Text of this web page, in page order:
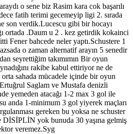
o sene biz Rasim kara cok başarılı
fatih terimi gecemeyip ligi 2. sırada
son verdik.Lucescu gibi bir hocayı
ortada .Daum u 2 . kez getirdik kokainci
Fener bahcede neler yaptı.Schustere 1
o zaman alternatif arayın 5 senedir
seyrettiğim takımımın Bir oyun
rakibe kabul ettiriyor ne de
sahada mücadele içinde bir oyun
Saglam ve Mustafa denizli
yemeden atacağı 1-2 max 3 gol ile
anda 1-minimum 3 gol yiyerek maçları
gereken bu yoksa ne schuster
DİSİPLİN yok bunuda 30 yaşına gelmiş
veremez.Syg